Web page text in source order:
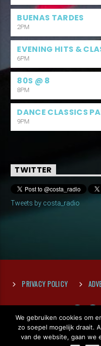
BUENAS TARDES
2PM
EVENING HITS &
6PM
80S @ 8
8PM
DANCE CLASSICS
9PM
TWITTER
Tweets by costa_radio
PRIVACY POLICY
We gebruiken cookies om
zo soepel mogelijk draait.
van de website, gaan we